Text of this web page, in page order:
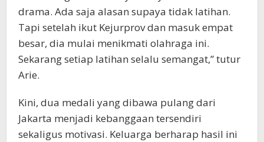
drama. Ada saja alasan supaya tidak latihan.
Tapi setelah ikut Kejurprov dan masuk empat
besar, dia mulai menikmati olahraga ini.
Sekarang setiap latihan selalu semangat,” tutur
Arie.
Kini, dua medali yang dibawa pulang dari
Jakarta menjadi kebanggaan tersendiri
sekaligus motivasi. Keluarga berharap hasil ini